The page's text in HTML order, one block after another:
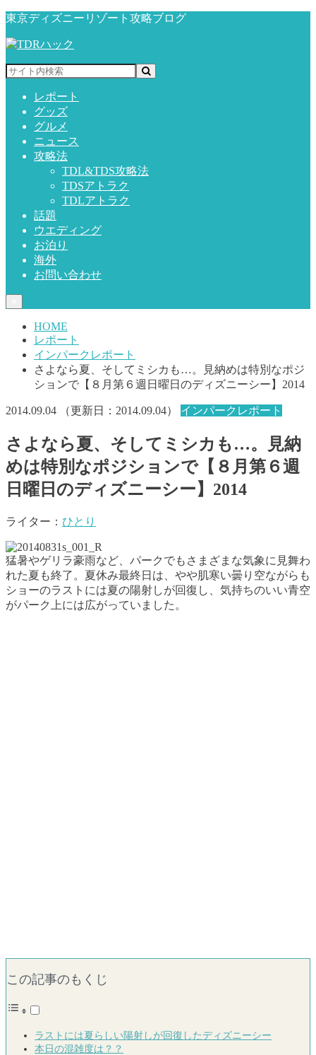
東京ディズニーリゾート攻略ブログ
レポート
グッズ
グルメ
ニュース
攻略法
TDL&TDS攻略法
TDSアトラク
TDLアトラク
話題
ウエディング
お泊り
海外
お問い合わせ
HOME
レポート
インパークレポート
さよなら夏、そしてミシカも…。見納めは特別なポジ
ションで【８月第６週日曜日のディズニーシー】2014
2014.09.04 （更新日： 2014.09.04） インパークレポート
さよなら夏、そしてミシカも…。見納
めは特別なポジションで【８月第６週
日曜日のディズニーシー】2014
ライター： ひとり
猛暑やゲリラ豪雨など、パークでもさまざまな気象に見舞わ
れた夏も終了。夏休み最終日は、やや肌寒い曇り空ながらも
ショーのラストには夏の陽射しが回復し、気持ちのいい青空
がパーク上には広がっていました。
この記事のもくじ
ラストには夏らしい陽射しが回復したディズニーシー
本日の混雑度は？？